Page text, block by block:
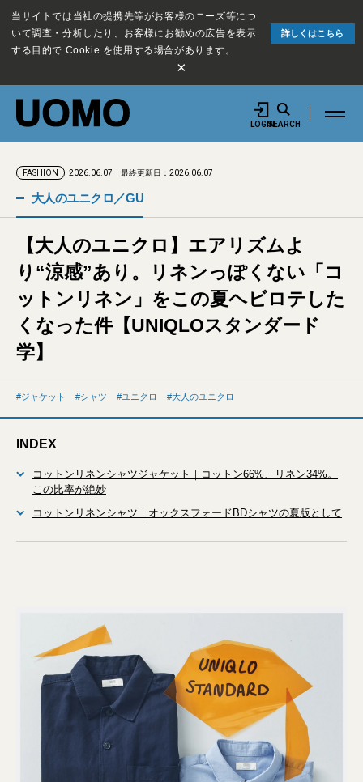
当サイトでは当社の提携先等がお客様のニーズ等につ
いて調査・分析したり、お客様にお勧めの広告を表示
する目的で Cookie を使用する場合があります。
詳しくはこちら
×
LOGINSEARCH
FASHION 2026.06.07 最終更新日：2026.06.07
大人のユニクロ／GU
【大人のユニクロ】エアリズムよ
り“涼感”あり。リネンっぽくない「コ
ットンリネン」をこの夏ヘビロテした
くなった件【UNIQLOスタンダード
学】
ジャケット シャツ ユニクロ 大人のユニクロ
INDEX
コットンリネンシャツジャケット｜コットン66%、リネン34%。
この比率が絶妙
コットンリネンシャツ｜オックスフォードBDシャツの夏版として